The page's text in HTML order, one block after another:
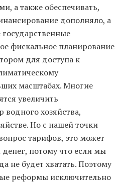
а также обеспечивать,
дополняло, а
фискальное планирование
для доступа к
масштабах. Многие
увеличить
водного хозяйства,
Но с нашей точки
тарифов, это может
денег, потому что если мы
не будет хватать. Поэтому
реформы исключительно